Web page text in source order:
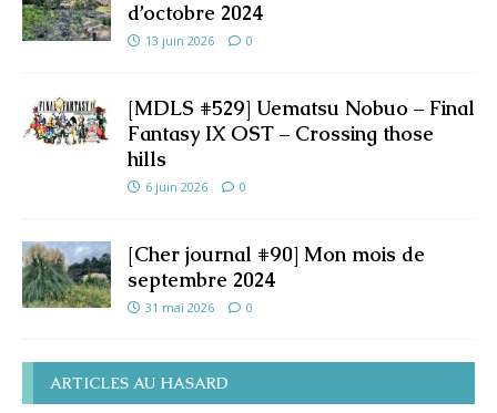
d’octobre 2024
13 juin 2026 0
[MDLS #529] Uematsu Nobuo – Final
Fantasy IX OST – Crossing those
hills
6 juin 2026 0
[Cher journal #90] Mon mois de
septembre 2024
31 mai 2026 0
ARTICLES AU HASARD